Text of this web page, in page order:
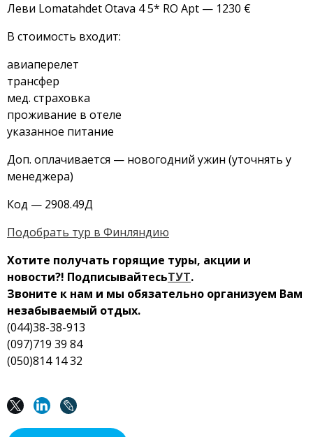
Леви Lomatahdet Otava 4 5* RO Apt — 1230 €
В стоимость входит:
авиаперелет
трансфер
мед. страховка
проживание в отеле
указанное питание
Доп. оплачивается — новогодний ужин (уточнять у
менеджера)
Код — 2908.49Д
Подобрать тур в Финляндию
Хотите получать горящие туры, акции и
новости?! ПодписывайтесьТУТ.
Звоните к нам и мы обязательно организуем Вам
незабываемый отдых.
(044)38-38-913
(097)719 39 84
(050)814 14 32